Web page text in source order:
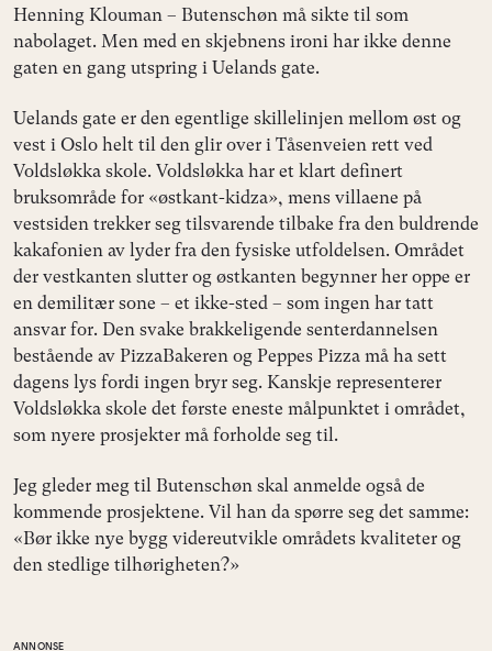
Henning Klouman – Butenschøn må sikte til som
nabolaget. Men med en skjebnens ironi har ikke denne
gaten en gang utspring i Uelands gate.
Uelands gate er den egentlige skillelinjen mellom øst og
vest i Oslo helt til den glir over i Tåsenveien rett ved
Voldsløkka skole. Voldsløkka har et klart definert
bruksområde for «østkant-kidza», mens villaene på
vestsiden trekker seg tilsvarende tilbake fra den buldrende
kakafonien av lyder fra den fysiske utfoldelsen. Området
der vestkanten slutter og østkanten begynner her oppe er
en demilitær sone – et ikke-sted – som ingen har tatt
ansvar for. Den svake brakkeligende senterdannelsen
bestående av PizzaBakeren og Peppes Pizza må ha sett
dagens lys fordi ingen bryr seg. Kanskje representerer
Voldsløkka skole det første eneste målpunktet i området,
som nyere prosjekter må forholde seg til.
Jeg gleder meg til Butenschøn skal anmelde også de
kommende prosjektene. Vil han da spørre seg det samme:
«Bør ikke nye bygg videreutvikle områdets kvaliteter og
den stedlige tilhørigheten?»
ANNONSE